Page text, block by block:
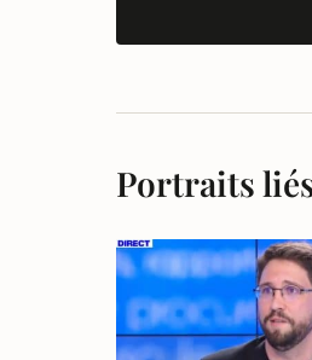
Portraits